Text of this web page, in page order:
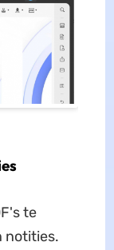
te
notities.